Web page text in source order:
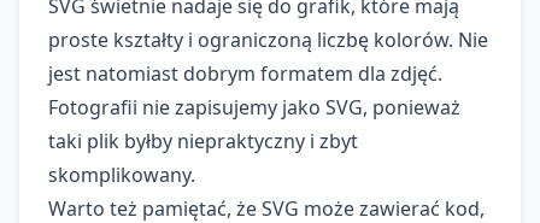
SVG świetnie nadaje się do grafik, które mają
proste kształty i ograniczoną liczbę kolorów. Nie
jest natomiast dobrym formatem dla zdjęć.
Fotografii nie zapisujemy jako SVG, ponieważ
taki plik byłby niepraktyczny i zbyt
skomplikowany.
Warto też pamiętać, że SVG może zawierać kod,